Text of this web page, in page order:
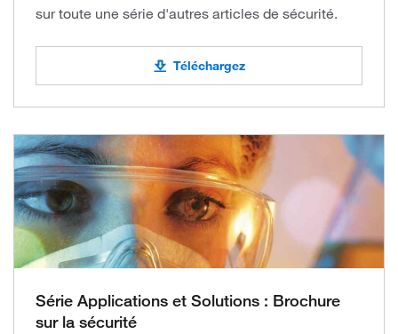
sur toute une série d'autres articles de sécurité.
Téléchargez
Série Applications et Solutions : Brochure
sur la sécurité